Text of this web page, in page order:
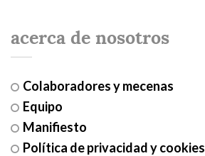
acerca de nosotros
Colaboradores y mecenas
Equipo
Manifiesto
Política de privacidad y cookies